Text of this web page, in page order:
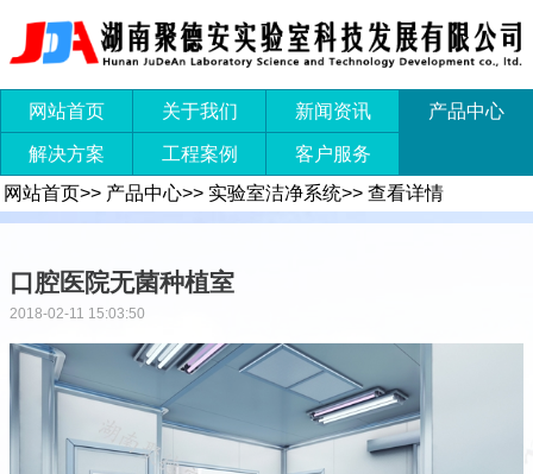
网站首页 关于我们 新闻资讯 产品中心
解决方案 工程案例
客户服务
网站首页>> 产品中心>> 实验室洁净系统>> 查看详情
口腔医院无菌种植室
2018-02-11 15:03:50